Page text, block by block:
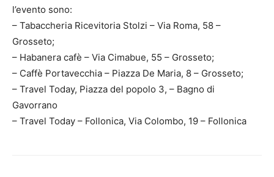
l’evento sono:
– Tabaccheria Ricevitoria Stolzi – Via Roma, 58 –
Grosseto;
– Habanera cafè – Via Cimabue, 55 – Grosseto;
– Caffè Portavecchia – Piazza De Maria, 8 – Grosseto;
– Travel Today, Piazza del popolo 3, – Bagno di
Gavorrano
– Travel Today – Follonica, Via Colombo, 19 – Follonica